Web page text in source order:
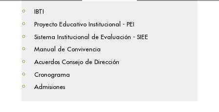
IBTI
Proyecto Educativo Institucional - PEI
Sistema Institucional de Evaluación - SIEE
Manual de Convivencia
Acuerdos Consejo de Dirección
Cronograma
Admisiones